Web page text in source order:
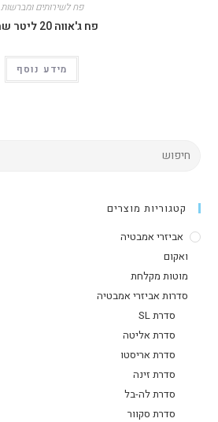
פח לשירותים ומברשות
פח ג'אווה 20 ליטר שחור
מידע נוסף
קטגוריות מוצרים
אביזרי אמבטיה
ואקום
מוטות מקלחת
סדרות אביזרי אמבטיה
סדרת SL
סדרת אליטה
סדרת אריסטו
סדרת זינה
סדרת לה-בל
סדרת סקוור